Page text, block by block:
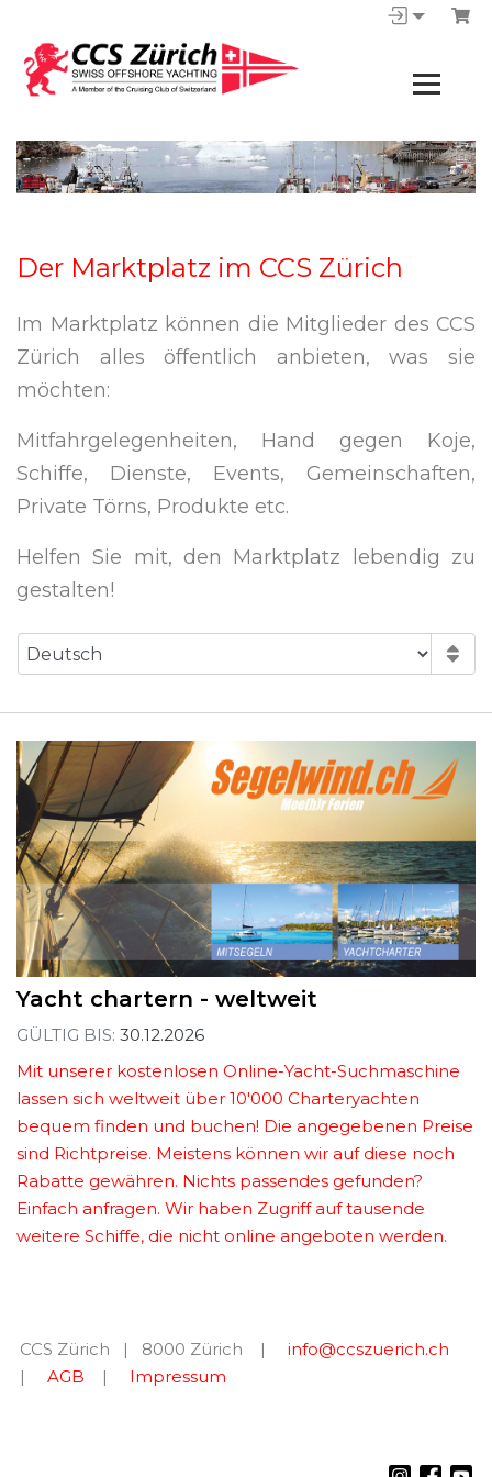
Der Marktplatz im CCS Zürich
Im Marktplatz können die Mitglieder des CCS
Zürich alles öffentlich anbieten, was sie
möchten:
Mitfahrgelegenheiten, Hand gegen Koje,
Schiffe, Dienste, Events, Gemeinschaften,
Private Törns, Produkte etc.
Helfen Sie mit, den Marktplatz lebendig zu
gestalten!
Yacht chartern - weltweit
GÜLTIG BIS: 30.12.2026
Mit unserer kostenlosen Online-Yacht-Suchmaschine
lassen sich weltweit über 10'000 Charteryachten
bequem finden und buchen! Die angegebenen Preise
sind Richtpreise. Meistens können wir auf diese noch
Rabatte gewähren. Nichts passendes gefunden?
Einfach anfragen. Wir haben Zugriff auf tausende
weitere Schiffe, die nicht online angeboten werden.
CCS Zürich | 8000 Zürich |info@ccszuerich.ch
|AGB | Impressum